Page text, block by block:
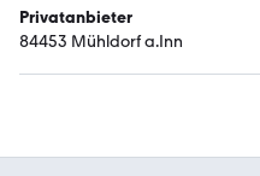
Privatanbieter
84453 Mühldorf a.Inn